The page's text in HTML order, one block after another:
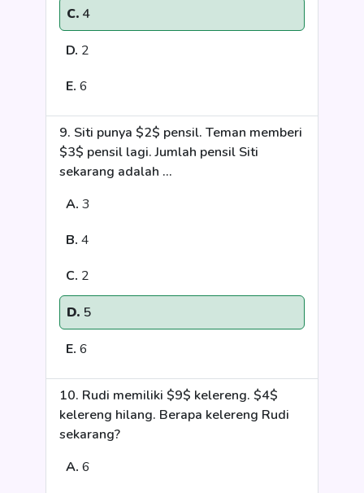
C. 4
D. 2
E. 6
9. Siti punya $2$ pensil. Teman memberi
$3$ pensil lagi. Jumlah pensil Siti
sekarang adalah ...
A. 3
B. 4
C. 2
D. 5
E. 6
10. Rudi memiliki $9$ kelereng. $4$
kelereng hilang. Berapa kelereng Rudi
sekarang?
A. 6